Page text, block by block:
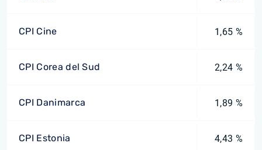
CPI Cine 1,65 %
CPI Corea del Sud 2,24 %
CPI Danimarca 1,89 %
CPI Estonia 4,43 %